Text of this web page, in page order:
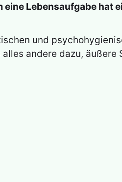
eine Lebensaufgabe hat
und
andere dazu, äußere